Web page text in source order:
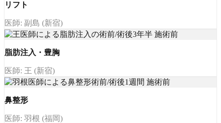
リフト
医師: 副島 (新宿)
脂肪注入・豊胸
医師: 王 (新宿)
鼻整形
医師: 羽根 (福岡)